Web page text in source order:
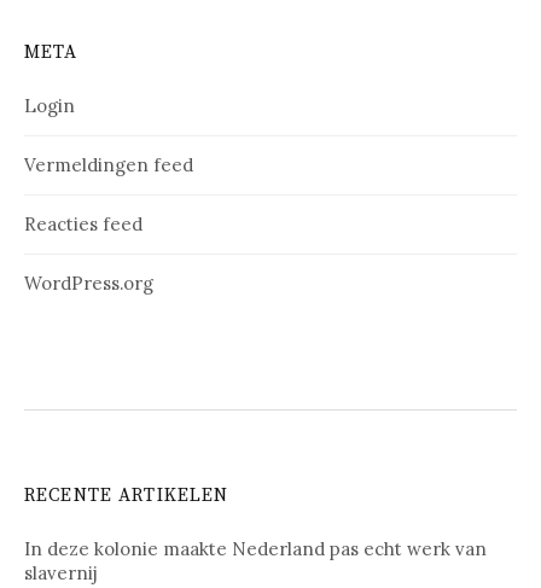
META
Login
Vermeldingen feed
Reacties feed
WordPress.org
RECENTE ARTIKELEN
In deze kolonie maakte Nederland pas echt werk van
slavernij